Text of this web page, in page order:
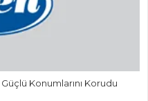
Konumlarını Korudu